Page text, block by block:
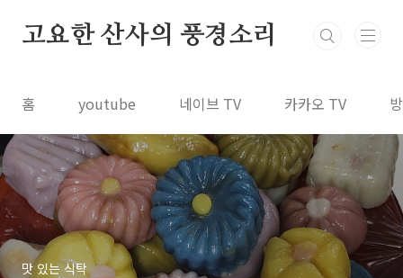
고요한 산사의 풍경소리
홈 youtube 네이브 TV 카카오 TV
맛 있는 식탁